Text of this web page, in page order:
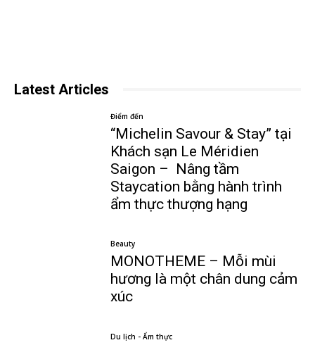
Latest Articles
Điểm đến
“Michelin Savour & Stay” tại
Khách sạn Le Méridien
Saigon – Nâng tầm
Staycation bằng hành trình
ẩm thực thượng hạng
Beauty
MONOTHEME – Mỗi mùi
hương là một chân dung cảm
xúc
Du lịch - Ẩm thực